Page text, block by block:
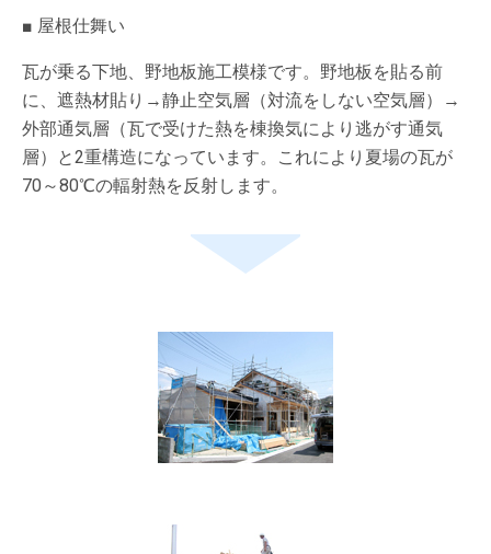
■ 屋根仕舞い
瓦が乗る下地、野地板施工模様です。野地板を貼る前
に、遮熱材貼り→静止空気層（対流をしない空気層）→
外部通気層（瓦で受けた熱を棟換気により逃がす通気
層）と2重構造になっています。これにより夏場の瓦が
70～80℃の輻射熱を反射します。